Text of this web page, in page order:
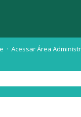
Acessar Área